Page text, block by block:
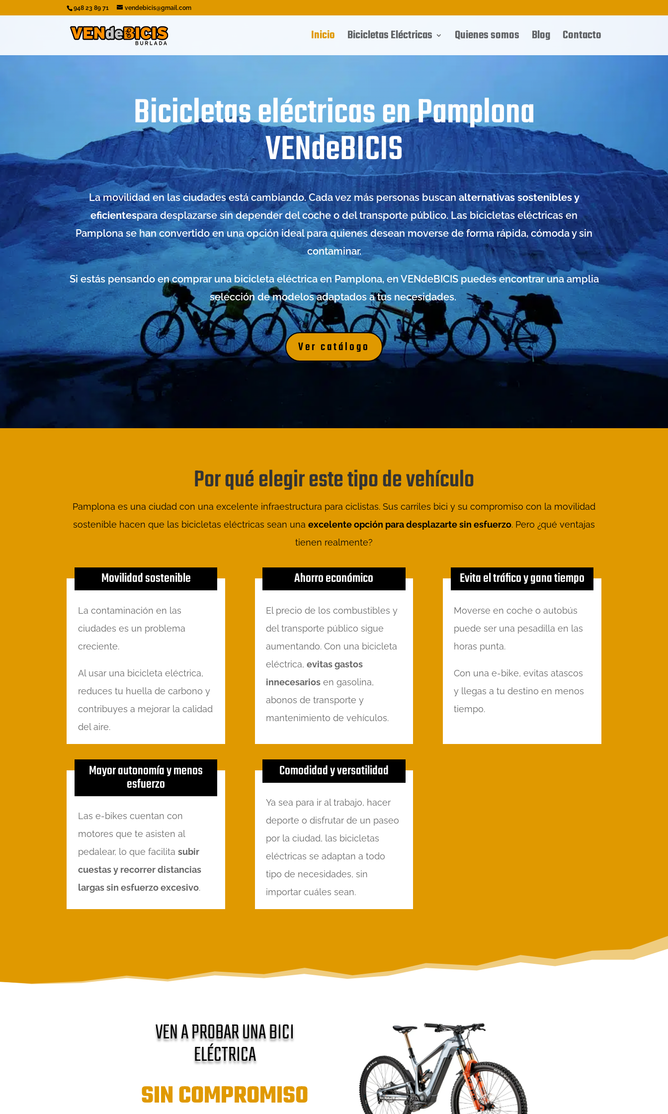
948 23 89 71 vendebicis@gmail.com
Inicio Bicicletas Eléctricas Quienes somos Blog Contacto
Bicicletas eléctricas en Pamplona
VENdeBICIS
La movilidad en las ciudades está cambiando. Cada vez más personas buscan alternativas sostenibles y
eficientespara desplazarse sin depender del coche o del transporte público. Las bicicletas eléctricas en
Pamplona se han convertido en una opción ideal para quienes desean moverse de forma rápida, cómoda y sin
contaminar.
Si estás pensando en comprar una bicicleta eléctrica en Pamplona, en VENdeBICIS puedes encontrar una amplia
selección de modelos adaptados a tus necesidades.
Ver catálogo
Por qué elegir este tipo de vehículo
Pamplona es una ciudad con una excelente infraestructura para ciclistas. Sus carriles bici y su compromiso con la movilidad
sostenible hacen que las bicicletas eléctricas sean una excelente opción para desplazarte sin esfuerzo. Pero ¿qué ventajas
tienen realmente?
Movilidad sostenible
La contaminación en las
ciudades es un problema
creciente.
Al usar una bicicleta eléctrica,
reduces tu huella de carbono y
contribuyes a mejorar la calidad
del aire.
Ahorro económico
El precio de los combustibles y
del transporte público sigue
aumentando. Con una bicicleta
eléctrica, evitas gastos
innecesariosen gasolina,
abonos de transporte y
mantenimiento de vehículos.
Evita el tráfico y gana tiempo
Moverse en coche o autobús
puede ser una pesadilla en las
horas punta.
Con una e-bike, evitas atascos
y llegas a tu destino en menos
tiempo.
Mayor autonomía y menos
esfuerzo
Las e-bikes cuentan con
motores que te asisten al
pedalear, lo que facilita subir
cuestas y recorrer distancias
largas sin esfuerzo excesivo.
Comodidad y versatilidad
Ya sea para ir al trabajo, hacer
deporte o disfrutar de un paseo
por la ciudad, las bicicletas
eléctricas se adaptan a todo
tipo de necesidades, sin
importar cuáles sean.
VEN A PROBAR UNA BICI
ELÉCTRICA
SIN COMPROMISO